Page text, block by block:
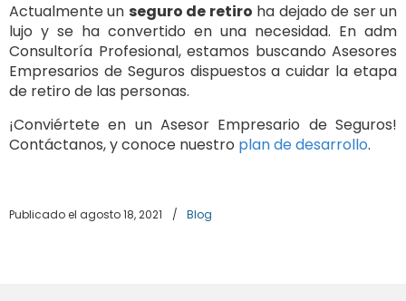
Actualmente un seguro de retiro ha dejado de ser un
lujo y se ha convertido en una necesidad. En adm
Consultoría Profesional, estamos buscando Asesores
Empresarios de Seguros dispuestos a cuidar la etapa
de retiro de las personas.
¡Conviértete en un Asesor Empresario de Seguros!
Contáctanos, y conoce nuestro plan de desarrollo.
Publicado el agosto 18, 2021 / Blog